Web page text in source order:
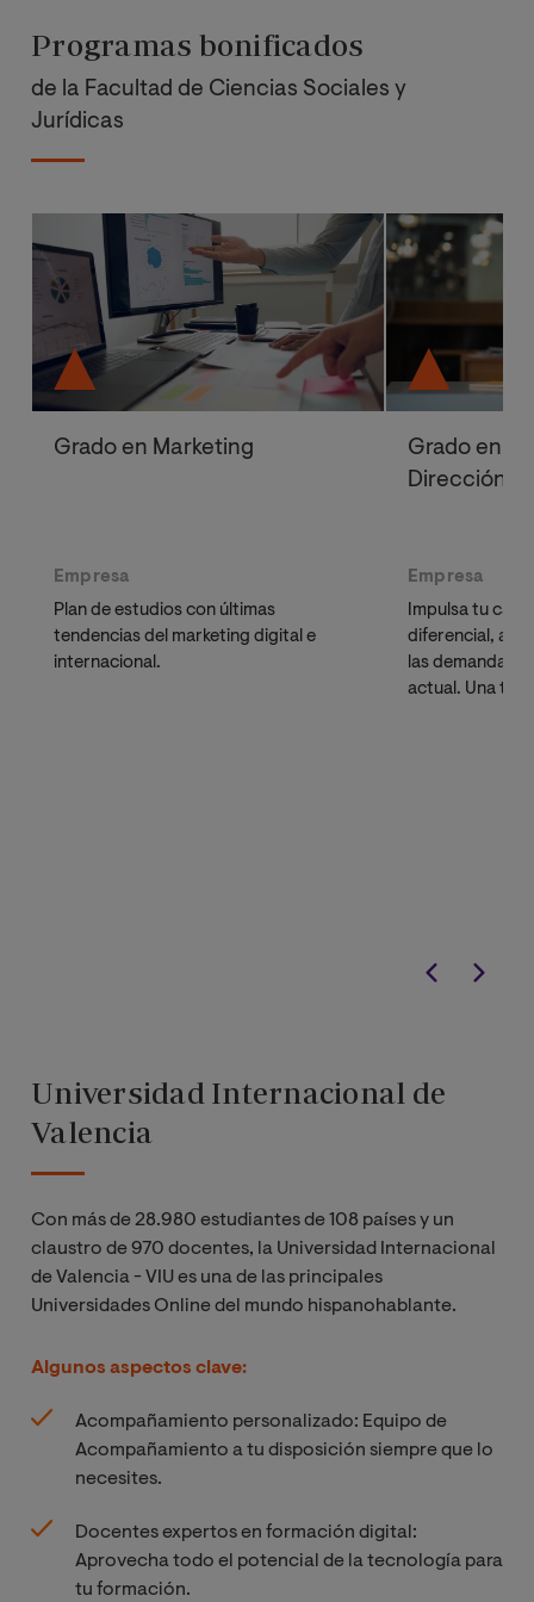
Programas bonificados
de la Facultad de Ciencias Sociales y
Jurídicas
Grado en Marketing
Empresa
Plan de estudios con últimas
tendencias del marketing digital e
internacional.
Grado en
Dirección
Empresa
Impulsa tu
diferencial,
las demandas
actual. Una
Universidad Internacional de
Valencia
Con más de 28.980 estudiantes de 108 países y un
claustro de 970 docentes, la Universidad Internacional
de Valencia - VIU es una de las principales
Universidades Online del mundo hispanohablante.
Algunos aspectos clave:
Acompañamiento personalizado: Equipo de
Acompañamiento a tu disposición siempre que lo
necesites.
Docentes expertos en formación digital:
Aprovecha todo el potencial de la tecnología para
tu formación.